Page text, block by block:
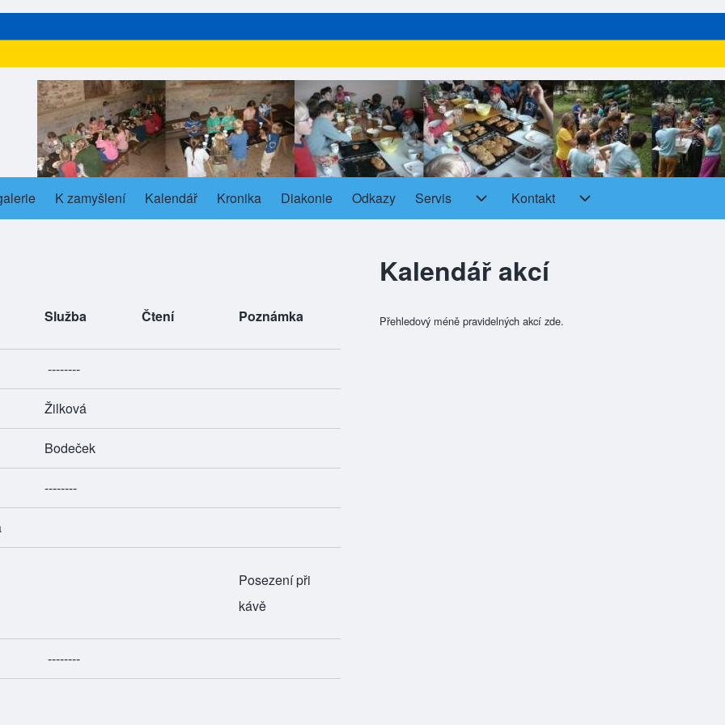
navigation
in new tab)K zamyšlení Kalendář Kronika Diakonie Odkazy Servis Kontakt
Služba Čtení Poznámka
--------
Žilková
Bodeček
--------
Posezení při
kávě
--------
Kalendář akcí
Přehledový méně pravidelných akcí zde.